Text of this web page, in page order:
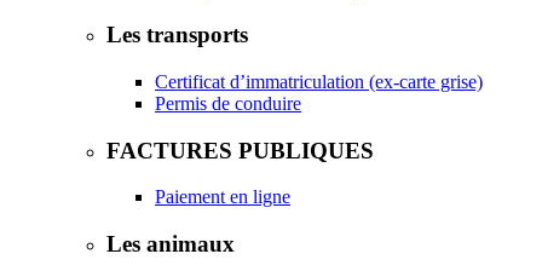
Les transports
Certificat d’immatriculation (ex-carte grise)
Permis de conduire
FACTURES PUBLIQUES
Paiement en ligne
Les animaux